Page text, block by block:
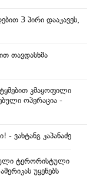
3 პირი დააკავეს,
თავდასხმა
კმაყოფილი
ოპერაცია -
ვახტანგ კაპანაძე
ტერორისტული
უყენებს